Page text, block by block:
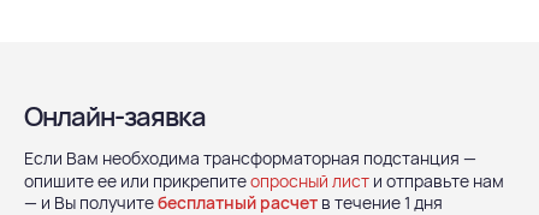
Онлайн-заявка
Если Вам необходима трансформаторная подстанция —
опишите ее или прикрепитеопросный лист и отправьте нам
— и Вы получитебесплатный расчет в течение 1 дня